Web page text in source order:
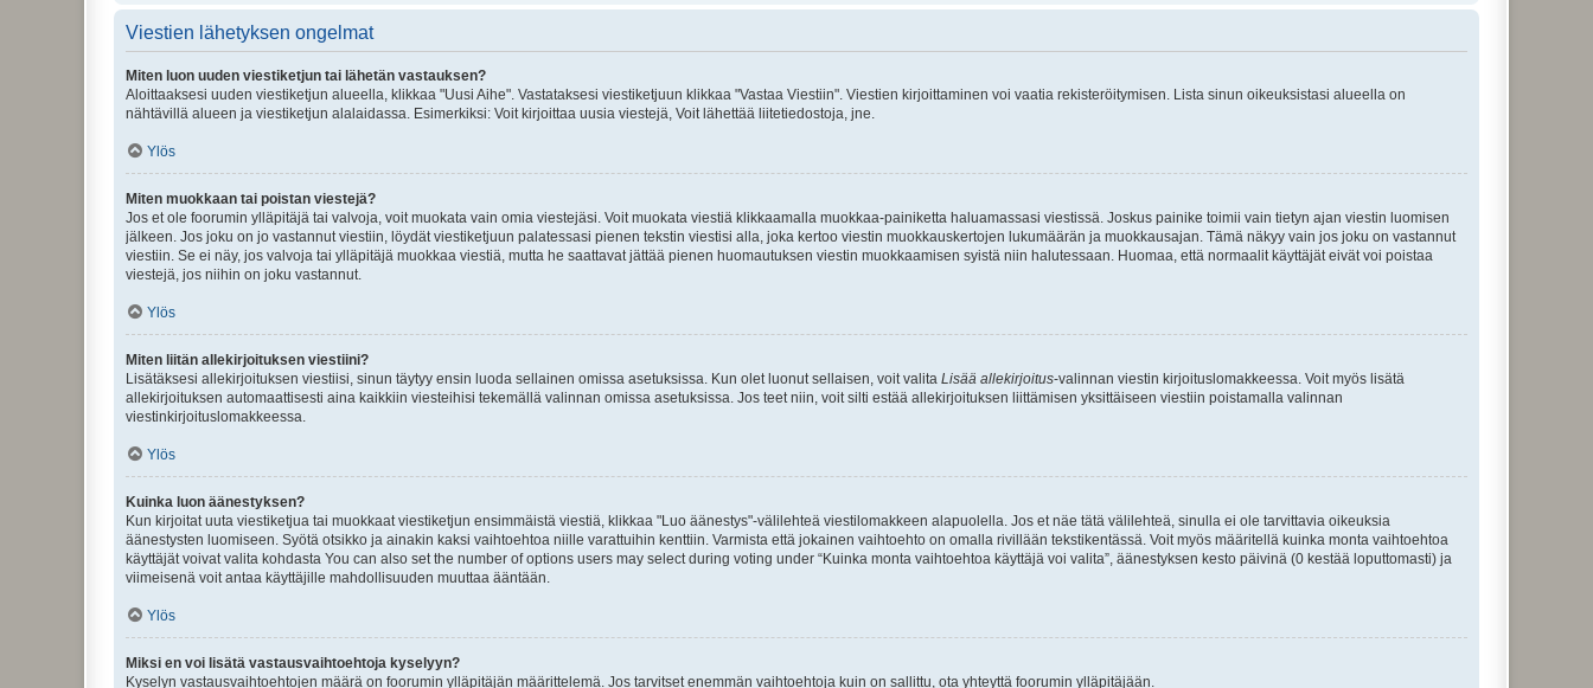
Viestien lähetyksen ongelmat
Miten luon uuden viestiketjun tai lähetän vastauksen?
Aloittaaksesi uuden viestiketjun alueella, klikkaa "Uusi Aihe". Vastataksesi viestiketjuun klikkaa "Vastaa Viestiin". Viestien kirjoittaminen voi vaatia rekisteröitymisen. Lista sinun oikeuksistasi alueella on
nähtävillä alueen ja viestiketjun alalaidassa. Esimerkiksi: Voit kirjoittaa uusia viestejä, Voit lähettää liitetiedostoja, jne.
Ylös
Miten muokkaan tai poistan viestejä?
Jos et ole foorumin ylläpitäjä tai valvoja, voit muokata vain omia viestejäsi. Voit muokata viestiä klikkaamalla muokkaa-painiketta haluamassasi viestissä. Joskus painike toimii vain tietyn ajan viestin luomisen
jälkeen. Jos joku on jo vastannut viestiin, löydät viestiketjuun palatessasi pienen tekstin viestisi alla, joka kertoo viestin muokkauskertojen lukumäärän ja muokkausajan. Tämä näkyy vain jos joku on vastannut
viestiin. Se ei näy, jos valvoja tai ylläpitäjä muokkaa viestiä, mutta he saattavat jättää pienen huomautuksen viestin muokkaamisen syistä niin halutessaan. Huomaa, että normaalit käyttäjät eivät voi poistaa
viestejä, jos niihin on joku vastannut.
Ylös
Miten liitän allekirjoituksen viestiini?
Lisätäksesi allekirjoituksen viestiisi, sinun täytyy ensin luoda sellainen omissa asetuksissa. Kun olet luonut sellaisen, voit valita Lisää allekirjoitus-valinnan viestin kirjoituslomakkeessa. Voit myös lisätä
allekirjoituksen automaattisesti aina kaikkiin viesteihisi tekemällä valinnan omissa asetuksissa. Jos teet niin, voit silti estää allekirjoituksen liittämisen yksittäiseen viestiin poistamalla valinnan
viestinkirjoituslomakkeessa.
Ylös
Kuinka luon äänestyksen?
Kun kirjoitat uuta viestiketjua tai muokkaat viestiketjun ensimmäistä viestiä, klikkaa "Luo äänestys"-välilehteä viestilomakkeen alapuolella. Jos et näe tätä välilehteä, sinulla ei ole tarvittavia oikeuksia
äänestysten luomiseen. Syötä otsikko ja ainakin kaksi vaihtoehtoa niille varattuihin kenttiin. Varmista että jokainen vaihtoehto on omalla rivillään tekstikentässä. Voit myös määritellä kuinka monta vaihtoehtoa
käyttäjät voivat valita kohdasta You can also set the number of options users may select during voting under “Kuinka monta vaihtoehtoa käyttäjä voi valita”, äänestyksen kesto päivinä (0 kestää loputtomasti) ja
viimeisenä voit antaa käyttäjille mahdollisuuden muuttaa ääntään.
Ylös
Miksi en voi lisätä vastausvaihtoehtoja kyselyyn?
Kyselyn vastausvaihtoehtojen määrä on foorumin ylläpitäjän määrittelemä. Jos tarvitset enemmän vaihtoehtoja kuin on sallittu, ota yhteyttä foorumin ylläpitäjään.